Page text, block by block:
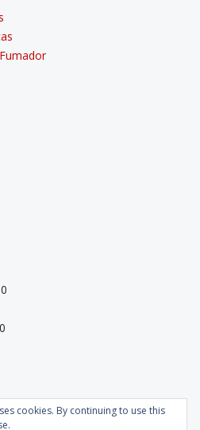
0
0
cookies. By continuing to use this